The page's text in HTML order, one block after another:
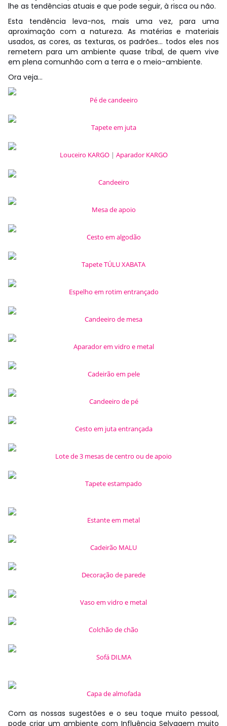
lhe as tendências atuais e que pode seguir, à risca ou não.
Esta tendência leva-nos, mais uma vez, para uma
aproximação com a natureza. As matérias e materiais
usados, as cores, as texturas, os padrões… todos eles nos
remetem para um ambiente quase tribal, de quem vive
em plena comunhão com a terra e o meio-ambiente.
Ora veja…
Pé de candeeiro
Tapete em juta
Louceiro KARGO| Aparador KARGO
Candeeiro
Mesa de apoio
Cesto em algodão
Tapete TÚLU XABATA
Espelho em rotim entrançado
Candeeiro de mesa
Aparador em vidro e metal
Cadeirão em pele
Candeeiro de pé
Cesto em juta entrançada
Lote de 3 mesas de centro ou de apoio
Tapete estampado
Estante em metal
Cadeirão MALU
Decoração de parede
Vaso em vidro e metal
Colchão de chão
Sofá DILMA
Capa de almofada
Com as nossas sugestões e o seu toque muito pessoal,
pode criar um ambiente com Influência Selvagem muito